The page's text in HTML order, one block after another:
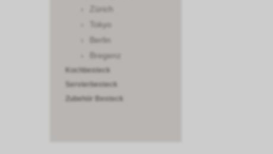
Zürich
Tokyo
Berlin
Bregenz
Kochbesteck
Servierbesteck
Zubehör Besteck